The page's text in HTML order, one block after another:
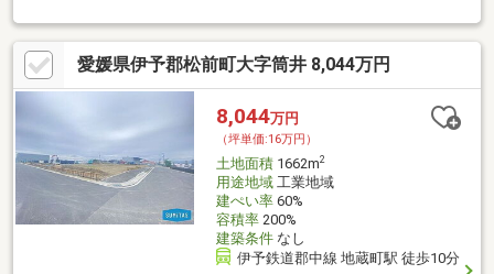
選び方が分からない」「車のローンがあるけど大丈夫？」「年齢
がネックになっている」皆様のご不安やお悩みを一緒に解決しま
す！もちろん強引な営業は行いません。公平中立な立場でお客様
に合った金融機関をご提案させていただきます。
愛媛県伊予郡松前町大字筒井 8,044万円
8,044万円
（坪単価:16万円）
土地面積1662m2
用途地域工業地域
建ぺい率60%
容積率200%
建築条件なし
伊予鉄道郡中線 地蔵町駅 徒歩10分